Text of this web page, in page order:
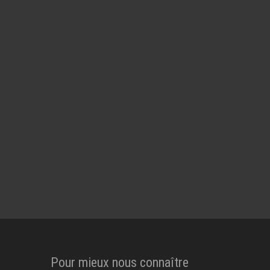
Pour mieux nous connaître